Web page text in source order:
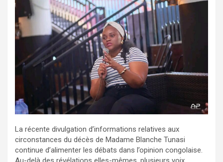
La récente divulgation d’informations relatives aux
circonstances du décès de Madame Blanche Tunasi
continue d’alimenter les débats dans l’opinion congolaise.